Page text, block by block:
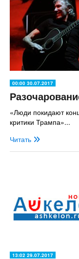
00:00 30.07.2017
«Люди покидают
критики Трампа»...
Читать
13:02 29.07.2017